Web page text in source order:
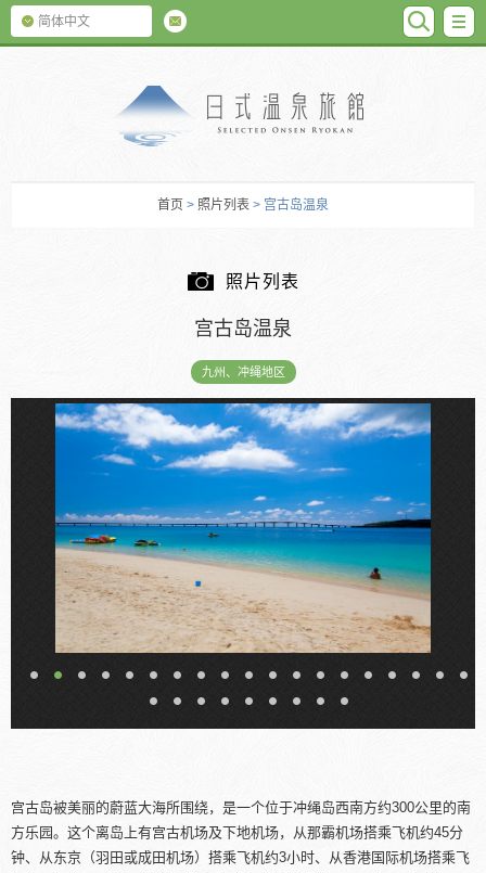
简体中文
首页 > 照片列表 > 宫古岛温泉
照片列表
宫古岛温泉
九州、冲绳地区
宫古岛被美丽的蔚蓝大海所围绕，是一个位于冲绳岛西南方约300公里的南
方乐园。这个离岛上有宫古机场及下地机场，从那霸机场搭乘飞机约45分
钟、从东京（羽田或成田机场）搭乘飞机约3小时、从香港国际机场搭乘飞